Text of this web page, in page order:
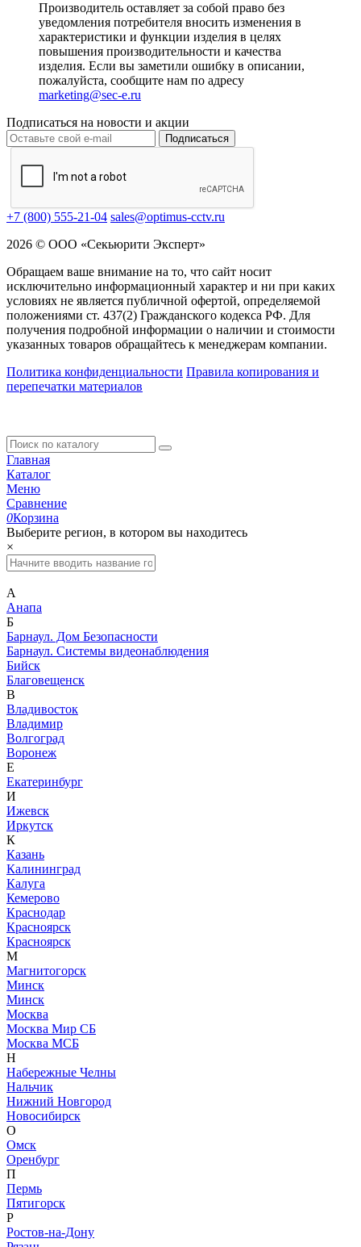
Производитель оставляет за собой право без
уведомления потребителя вносить изменения в
характеристики и функции изделия в целях
повышения производительности и качества
изделия. Если вы заметили ошибку в описании,
пожалуйста, сообщите нам по адресу
marketing@sec-e.ru
Подписаться на новости и акции
Подписаться
+7 (800) 555-21-04 sales@optimus-cctv.ru
2026 © ООО «Секьюрити Эксперт»
Обращаем ваше внимание на то, что сайт носит
исключительно информационный характер и ни при каких
условиях не является публичной офертой, определяемой
положениями ст. 437(2) Гражданского кодекса РФ. Для
получения подробной информации о наличии и стоимости
указанных товаров обращайтесь к менеджерам компании.
Политика конфиденциальности Правила копирования и
перепечатки материалов
Главная
Каталог
Меню
Сравнение
0Корзина
Выберите регион, в котором вы находитесь
×
А
Анапа
Б
Барнаул. Дом Безопасности
Барнаул. Системы видеонаблюдения
Бийск
Благовещенск
В
Владивосток
Владимир
Волгоград
Воронеж
Е
Екатеринбург
И
Ижевск
Иркутск
К
Казань
Калининград
Калуга
Кемерово
Краснодар
Красноярск
Красноярск
М
Магнитогорск
Минск
Минск
Москва
Москва Мир СБ
Москва МСБ
Н
Набережные Челны
Нальчик
Нижний Новгород
Новосибирск
О
Омск
Оренбург
П
Пермь
Пятигорск
Р
Ростов-на-Дону